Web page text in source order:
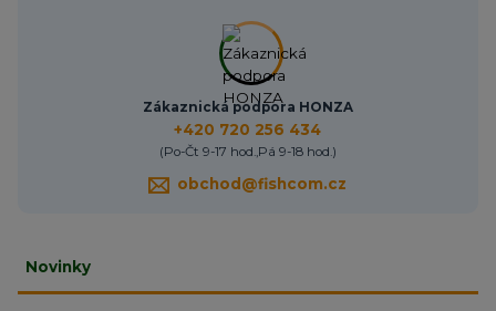
Zákaznická podpora HONZA
+420 720 256 434
(Po-Čt 9-17 hod.,Pá 9-18 hod.)
obchod@fishcom.cz
Novinky